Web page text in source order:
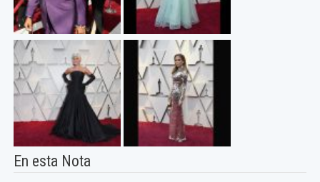
En esta Nota